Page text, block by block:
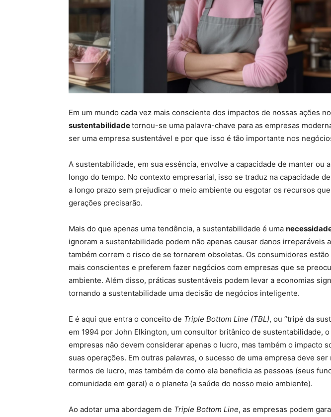
Em um mundo cada vez mais consciente dos impactos de nossas ações
sustentabilidadetornou-se uma palavra-chave para as empresas
ser uma empresa sustentável e por que isso é tão importante nos
A sustentabilidade, em sua essência, envolve a capacidade de manter ou
longo do tempo. No contexto empresarial, isso se traduz na capacidade
a longo prazo sem prejudicar o meio ambiente ou esgotar os recursos
gerações precisarão.
Mais do que apenas uma tendência, a sustentabilidade é uma
ignoram a sustentabilidade podem não apenas causar danos irreparáveis
também correm o risco de se tornarem obsoletas. Os consumidores
mais conscientes e preferem fazer negócios com empresas que se
ambiente. Além disso, práticas sustentáveis podem levar a economias
tornando a sustentabilidade uma decisão de negócios inteligente.
E é aqui que entra o conceito de Triple Bottom Line (TBL), ou “tripé da
em 1994 por John Elkington, um consultor britânico de sustentabilidade,
empresas não devem considerar apenas o lucro, mas também o impacto
suas operações. Em outras palavras, o sucesso de uma empresa deve ser
termos de lucro, mas também de como ela beneficia as pessoas (seus
comunidade em geral) e o planeta (a saúde do nosso meio ambiente).
Ao adotar uma abordagem de Triple Bottom Line, as empresas podem